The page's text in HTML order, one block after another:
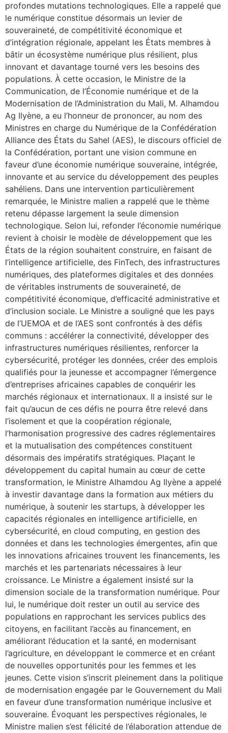
profondes mutations technologiques. Elle a rappelé que
le numérique constitue désormais un levier de
souveraineté, de compétitivité économique et
d’intégration régionale, appelant les États membres à
bâtir un écosystème numérique plus résilient, plus
innovant et davantage tourné vers les besoins des
populations. À cette occasion, le Ministre de la
Communication, de l’Économie numérique et de la
Modernisation de l’Administration du Mali, M. Alhamdou
Ag Ilyène, a eu l’honneur de prononcer, au nom des
Ministres en charge du Numérique de la Confédération
Alliance des États du Sahel (AES), le discours officiel de
la Confédération, portant une vision commune en
faveur d’une économie numérique souveraine, intégrée,
innovante et au service du développement des peuples
sahéliens. Dans une intervention particulièrement
remarquée, le Ministre malien a rappelé que le thème
retenu dépasse largement la seule dimension
technologique. Selon lui, refonder l’économie numérique
revient à choisir le modèle de développement que les
États de la région souhaitent construire, en faisant de
l’intelligence artificielle, des FinTech, des infrastructures
numériques, des plateformes digitales et des données
de véritables instruments de souveraineté, de
compétitivité économique, d’efficacité administrative et
d’inclusion sociale. Le Ministre a souligné que les pays
de l’UEMOA et de l’AES sont confrontés à des défis
communs : accélérer la connectivité, développer des
infrastructures numériques résilientes, renforcer la
cybersécurité, protéger les données, créer des emplois
qualifiés pour la jeunesse et accompagner l’émergence
d’entreprises africaines capables de conquérir les
marchés régionaux et internationaux. Il a insisté sur le
fait qu’aucun de ces défis ne pourra être relevé dans
l’isolement et que la coopération régionale,
l’harmonisation progressive des cadres réglementaires
et la mutualisation des compétences constituent
désormais des impératifs stratégiques. Plaçant le
développement du capital humain au cœur de cette
transformation, le Ministre Alhamdou Ag Ilyène a appelé
à investir davantage dans la formation aux métiers du
numérique, à soutenir les startups, à développer les
capacités régionales en intelligence artificielle, en
cybersécurité, en cloud computing, en gestion des
données et dans les technologies émergentes, afin que
les innovations africaines trouvent les financements, les
marchés et les partenariats nécessaires à leur
croissance. Le Ministre a également insisté sur la
dimension sociale de la transformation numérique. Pour
lui, le numérique doit rester un outil au service des
populations en rapprochant les services publics des
citoyens, en facilitant l’accès au financement, en
améliorant l’éducation et la santé, en modernisant
l’agriculture, en développant le commerce et en créant
de nouvelles opportunités pour les femmes et les
jeunes. Cette vision s’inscrit pleinement dans la politique
de modernisation engagée par le Gouvernement du Mali
en faveur d’une transformation numérique inclusive et
souveraine. Évoquant les perspectives régionales, le
Ministre malien s’est félicité de l’élaboration attendue de